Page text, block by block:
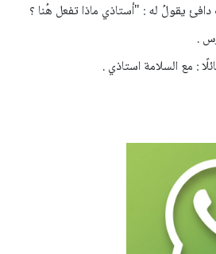
يقولُ له : "أستاذي ماذا تفعل هُنا ؟
.
: مع السلامة استاذي .